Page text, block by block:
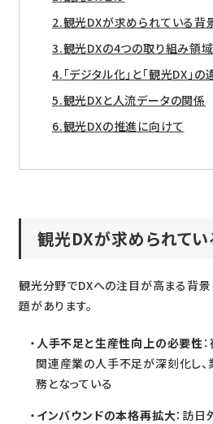
観光DXが求められている背
観光DXの4つの取り組み領域
「デジタル化」と「観光DX」の
観光DXと人流データの関係
観光DXの推進に向けて
観光DXが求められてい
観光分野でDXへの注目が高まる背
題があります。
人手不足と生産性向上の必要性
関連産業の人手不足が深刻化し
務となっている
インバウンドの本格再拡大：訪